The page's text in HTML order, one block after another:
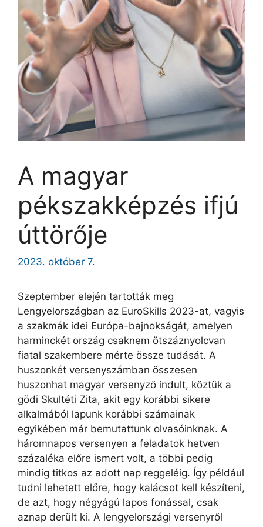
A magyar
pékszakképzés ifjú
úttörője
2023. október 7.
Szeptember elején tartották meg
Lengyelországban az EuroSkills 2023-at, vagyis
a szakmák idei Európa-bajnokságát, amelyen
harminckét ország csaknem ötszáznyolcvan
fiatal szakembere mérte össze tudását. A
huszonkét versenyszámban összesen
huszonhat magyar versenyző indult, köztük a
gödi Skultéti Zita, akit egy korábbi sikere
alkalmából lapunk korábbi számainak
egyikében már bemutattunk olvasóinknak. A
háromnapos versenyen a feladatok hetven
százaléka előre ismert volt, a többi pedig
mindig titkos az adott nap reggeléig. Így például
tudni lehetett előre, hogy kalácsot kell készíteni,
de azt, hogy négyágú lapos fonással, csak
aznap derült ki. A lengyelországi versenyről